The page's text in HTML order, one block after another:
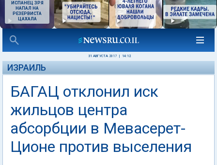
ИСПАНЕЦ ЗРЯ
НАПАЛ НА
РЕЗЕРВИСТА
ЦАХАЛА
31 АВГУСТА 2017 14:12
ИЗРАИЛЬ
БАГАЦ отклонил иск
жильцов центра
абсорбции в Мевасерет-
Ционе против выселения